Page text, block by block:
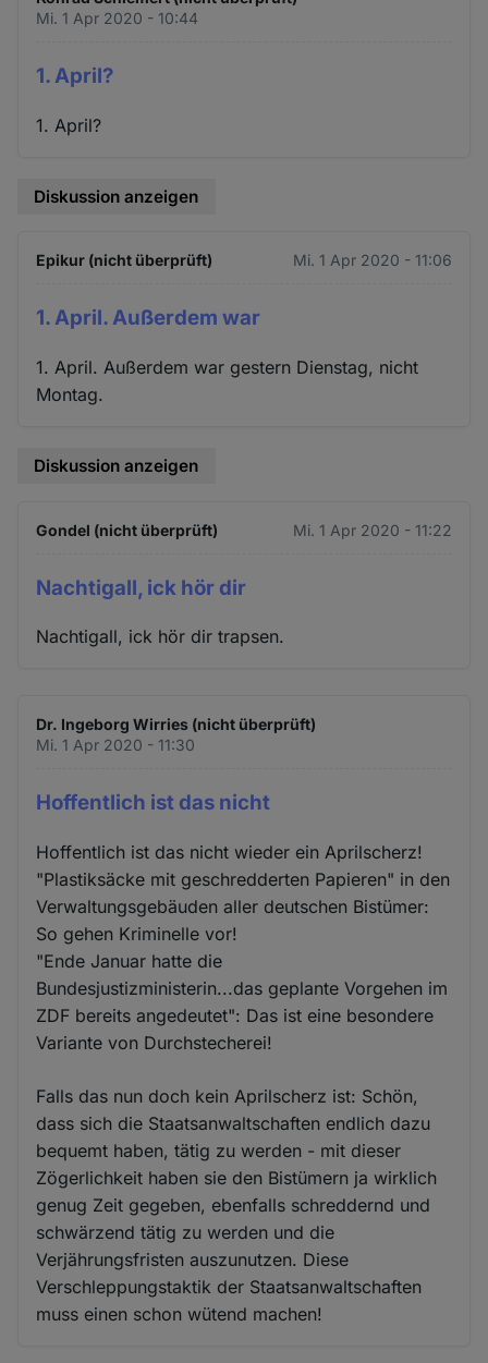
Mi. 1 Apr 2020 - 10:44
1. April?
1. April?
Diskussion anzeigen
Epikur (nicht überprüft) Mi. 1 Apr 2020 - 11:06
1. April. Außerdem war
1. April. Außerdem war gestern Dienstag, nicht
Montag.
Diskussion anzeigen
Gondel (nicht überprüft) Mi. 1 Apr 2020 - 11:22
Nachtigall, ick hör dir
Nachtigall, ick hör dir trapsen.
Dr. Ingeborg Wirries (nicht überprüft)
Mi. 1 Apr 2020 - 11:30
Hoffentlich ist das nicht
Hoffentlich ist das nicht wieder ein Aprilscherz!
"Plastiksäcke mit geschredderten Papieren" in den
Verwaltungsgebäuden aller deutschen Bistümer:
So gehen Kriminelle vor!
"Ende Januar hatte die
Bundesjustizministerin...das geplante Vorgehen im
ZDF bereits angedeutet": Das ist eine besondere
Variante von Durchstecherei!
Falls das nun doch kein Aprilscherz ist: Schön,
dass sich die Staatsanwaltschaften endlich dazu
bequemt haben, tätig zu werden - mit dieser
Zögerlichkeit haben sie den Bistümern ja wirklich
genug Zeit gegeben, ebenfalls schreddernd und
schwärzend tätig zu werden und die
Verjährungsfristen auszunutzen. Diese
Verschleppungstaktik der Staatsanwaltschaften
muss einen schon wütend machen!